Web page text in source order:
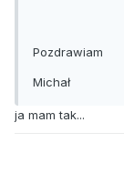
Pozdrawiam
Michał
ja mam tak...